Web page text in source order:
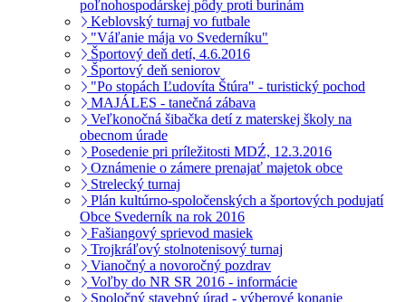
poľnohospodárskej pôdy proti burinám
Keblovský turnaj vo futbale
"Váľanie mája vo Svederníku"
Športový deň detí, 4.6.2016
Športový deň seniorov
"Po stopách Ľudovíta Štúra" - turistický pochod
MAJÁLES - tanečná zábava
Veľkonočná šibačka detí z materskej školy na
obecnom úrade
Posedenie pri príležitosti MDŹ, 12.3.2016
Oznámenie o zámere prenajať majetok obce
Strelecký turnaj
Plán kultúrno-spoločenských a športových podujatí
Obce Svederník na rok 2016
Fašiangový sprievod masiek
Trojkráľový stolnotenisový turnaj
Vianočný a novoročný pozdrav
Voľby do NR SR 2016 - informácie
Spoločný stavebný úrad - výberové konanie